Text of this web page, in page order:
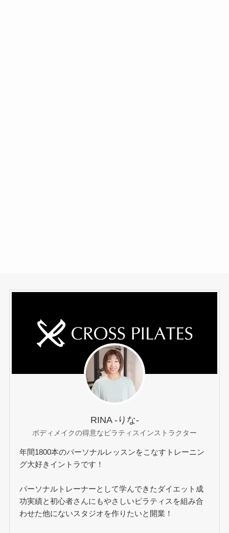
RINA -りな-
ボディメイクの得意なピラティスインストラクター
年間1800本のパーソナルレッスンをこなすトレーニン
グ大好きイントラです！
パーソナルトレーナーとして学んできたダイエット成
功実績と初心者さんにもやさしいピラティスを組み合
わせた他にないスタジオを作りたいと開業！